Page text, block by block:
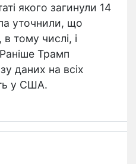
якого загинули 14
уточнили, що
в тому числі, і
Трамп
даних на всіх
у США.